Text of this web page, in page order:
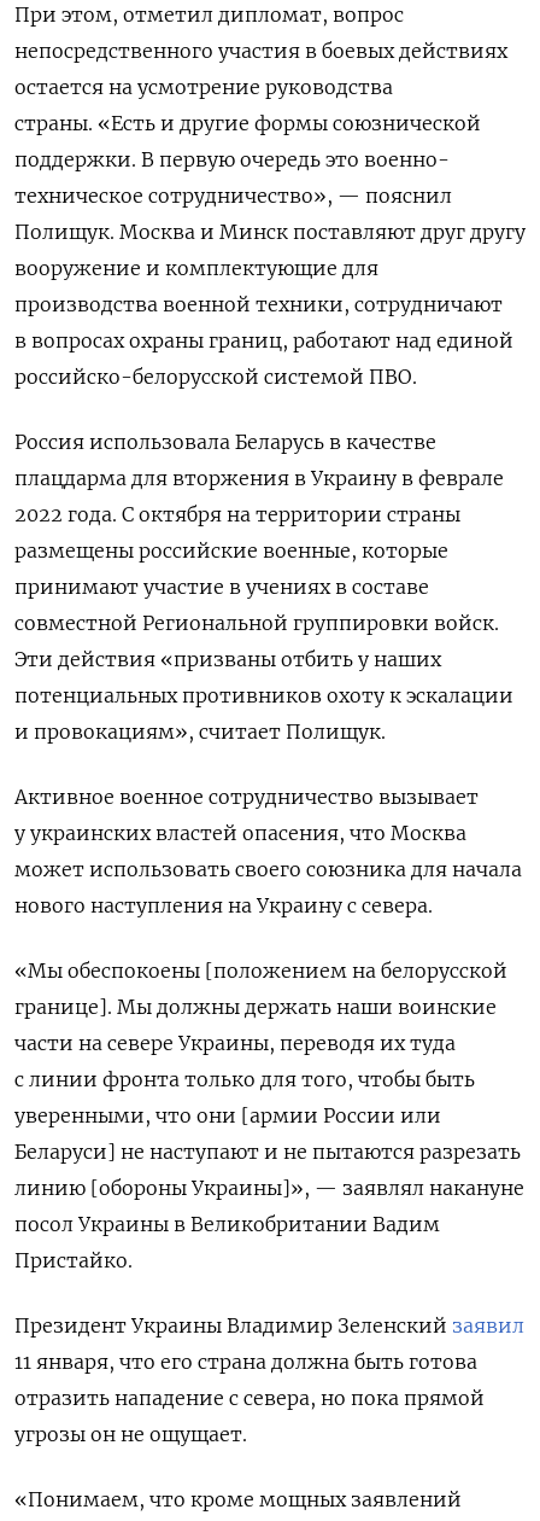
При этом, отметил дипломат, вопрос
непосредственного участия в боевых действиях
остается на усмотрение руководства
страны. «Есть и другие формы союзнической
поддержки. В первую очередь это военно-
техническое сотрудничество», — пояснил
Полищук. Москва и Минск поставляют друг другу
вооружение и комплектующие для
производства военной техники, сотрудничают
в вопросах охраны границ, работают над единой
российско-белорусской системой ПВО.
Россия использовала Беларусь в качестве
плацдарма для вторжения в Украину в феврале
2022 года. С октября на территории страны
размещены российские военные, которые
принимают участие в учениях в составе
совместной Региональной группировки войск.
Эти действия «призваны отбить у наших
потенциальных противников охоту к эскалации
и провокациям», считает Полищук.
Активное военное сотрудничество вызывает
у украинских властей опасения, что Москва
может использовать своего союзника для начала
нового наступления на Украину с севера.
«Мы обеспокоены [положением на белорусской
границе]. Мы должны держать наши воинские
части на севере Украины, переводя их туда
с линии фронта только для того, чтобы быть
уверенными, что они [армии России или
Беларуси] не наступают и не пытаются разрезать
линию [обороны Украины]», — заявлял накануне
посол Украины в Великобритании Вадим
Пристайко.
Президент Украины Владимир Зеленский заявил
11 января, что его страна должна быть готова
отразить нападение с севера, но пока прямой
угрозы он не ощущает.
«Понимаем, что кроме мощных заявлений